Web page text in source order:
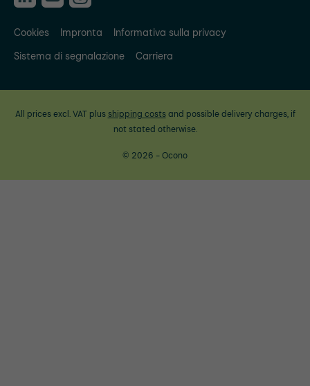
Cookies Impronta
Informativa sulla privacy
Sistema di segnalazione
Carriera
All prices excl. VAT plus shipping costsand possible delivery charges, if
not stated otherwise.
© 2026 - Ocono